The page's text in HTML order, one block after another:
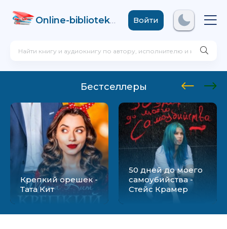
Online-biblioteka .comВойти
Бестселлеры
Крепкий орешек -
Тата Кит
50 дней до моего
самоубийства -
Стейс Крамер